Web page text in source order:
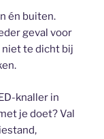
én buiten.
geval voor
te dicht bij
knaller in
je doet? Val